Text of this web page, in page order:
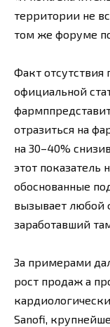
территории не
том же форуме
Факт
официальной
отразиться на
на 30–40%
этот показатель
обоснованные
вызывает любой
заработавший
За примерами
рост продаж а
Sanofi,